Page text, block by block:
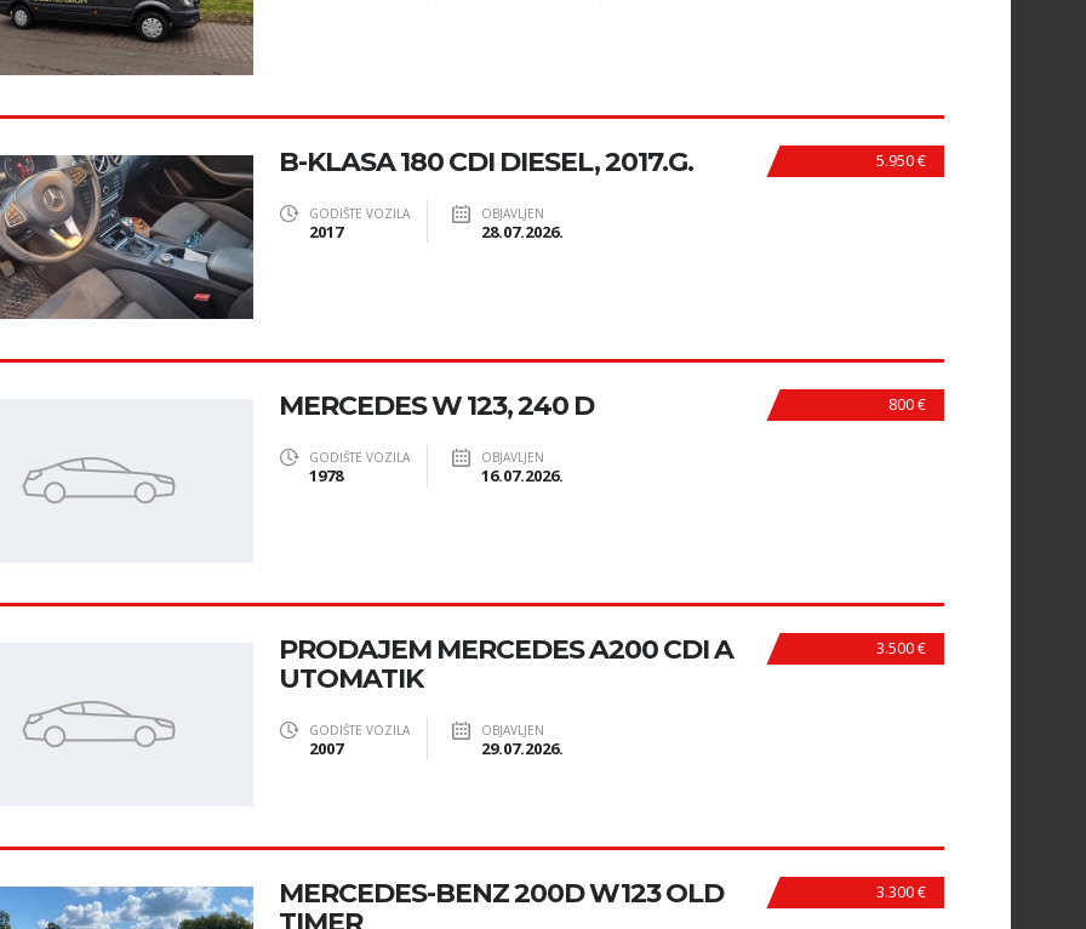
5.950 €
B-KLASA 180 CDI DIESEL, 2017.G.
GODIŠTE VOZILA
2017
OBJAVLJEN
28.07.2026.
800 €
MERCEDES W 123, 240 D
GODIŠTE VOZILA
1978
OBJAVLJEN
16.07.2026.
3.500 €
PRODAJEM MERCEDES A200 CDI A
UTOMATIK
GODIŠTE VOZILA
2007
OBJAVLJEN
29.07.2026.
3.300 €
MERCEDES-BENZ 200D W123 OLD
TIMER